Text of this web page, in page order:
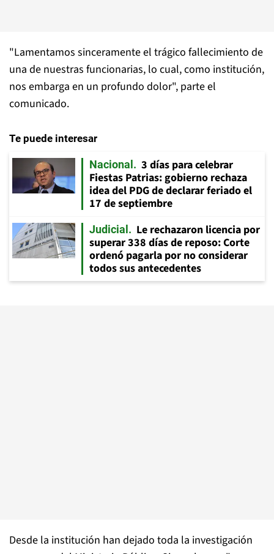
"Lamentamos sinceramente el trágico fallecimiento de
una de nuestras funcionarias, lo cual, como institución,
nos embarga en un profundo dolor", parte el
comunicado.
Te puede interesar
Nacional
3 días para celebrar
Fiestas Patrias: gobierno rechaza
idea del PDG de declarar feriado el
17 de septiembre
Judicial
Le rechazaron licencia por
superar 338 días de reposo: Corte
ordenó pagarla por no considerar
todos sus antecedentes
Desde la institución han dejado toda la investigación